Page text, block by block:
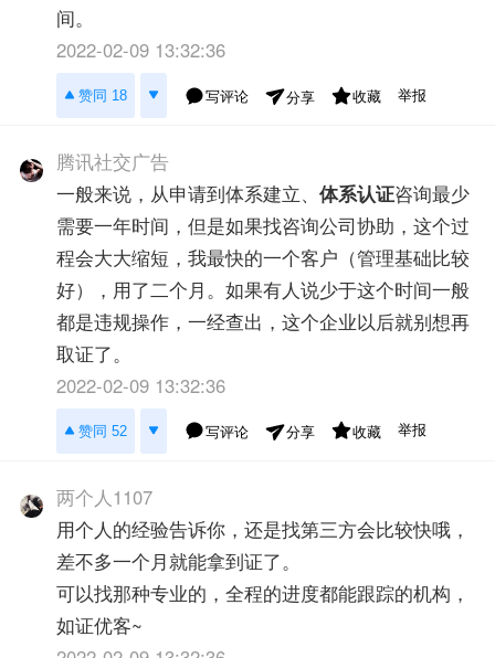
间。
2022-02-09 13:32:36
赞同 18 写评论 分享 收藏 举报
腾讯社交广告
一般来说，从申请到体系建立、体系认证咨询最少
需要一年时间，但是如果找咨询公司协助，这个过
程会大大缩短，我最快的一个客户（管理基础比较
好），用了二个月。如果有人说少于这个时间一般
都是违规操作，一经查出，这个企业以后就别想再
取证了。
2022-02-09 13:32:36
赞同 52 写评论 分享 收藏 举报
两个人1107
用个人的经验告诉你，还是找第三方会比较快哦，
差不多一个月就能拿到证了。
可以找那种专业的，全程的进度都能跟踪的机构，
如证优客~